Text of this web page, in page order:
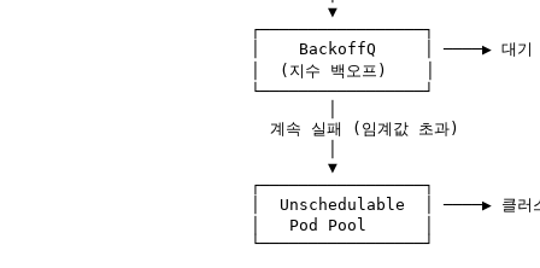
▼
┌─────────────────┐
│    BackoffQ     │ ────▶ 대기
│  (지수 백오프)    │
└─────────────────┘
계속 실패 (임계값 초과)
▼
┌─────────────────┐
│  Unschedulable  │ ────▶ 클러
│   Pod Pool      │
└─────────────────┘